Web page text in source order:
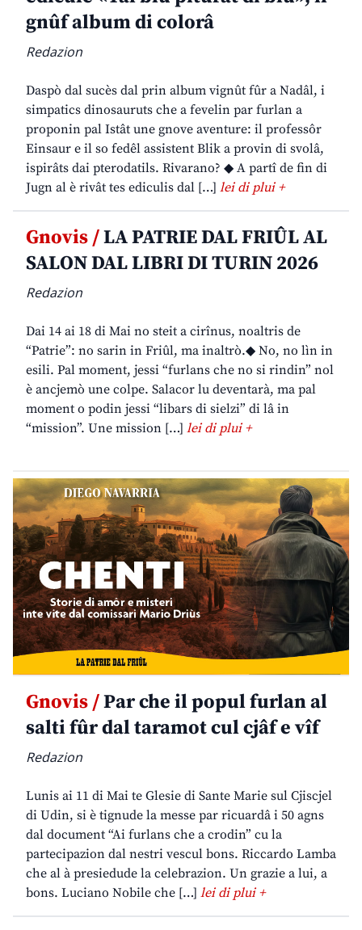
gnûf album di colorâ
Redazion
Daspò dal sucès dal prin album vignût fûr a Nadâl, i
simpatics dinosauruts che a fevelin par furlan a
proponin pal Istât une gnove aventure: il professôr
Einsaur e il so fedêl assistent Blik a provin di svolâ,
ispirâts dai pterodatils. Rivarano? ◆ A partî de fin di
Jugn al è rivât tes ediculis dal […] lei di plui +
Gnovis /LA PATRIE DAL FRIÛL AL
SALON DAL LIBRI DI TURIN 2026
Redazion
Dai 14 ai 18 di Mai no steit a cirînus, noaltris de
“Patrie”: no sarin in Friûl, ma inaltrò.◆ No, no lìn in
esili. Pal moment, jessi “furlans che no si rindin” nol
è ancjemò une colpe. Salacor lu deventarà, ma pal
moment o podin jessi “libars di sielzi” di lâ in
“mission”. Une mission […] lei di plui +
Gnovis /Par che il popul furlan al
salti fûr dal taramot cul cjâf e vîf
Redazion
Lunis ai 11 di Mai te Glesie di Sante Marie sul Cjiscjel
di Udin, si è tignude la messe par ricuardâ i 50 agns
dal document “Ai furlans che a crodin” cu la
partecipazion dal nestri vescul bons. Riccardo Lamba
che al à presiedude la celebrazion. Un grazie a lui, a
bons. Luciano Nobile che […] lei di plui +